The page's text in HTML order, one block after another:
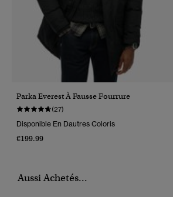
Parka Everest À Fausse Fourrure
(27)
Disponible En Dautres Coloris
€199.99
Aussi Achetés...